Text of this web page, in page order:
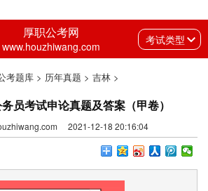
厚职公考网
www.houzhiwang.com 考试类型
考题库 > 历年真题 > 吉林 >
员考试申论真题及答案（甲卷）
2021-12-18 20:16:04